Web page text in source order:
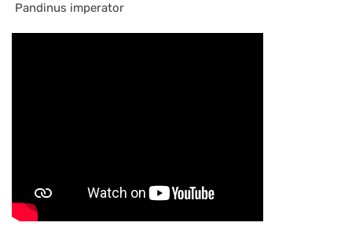
Pandinus imperator